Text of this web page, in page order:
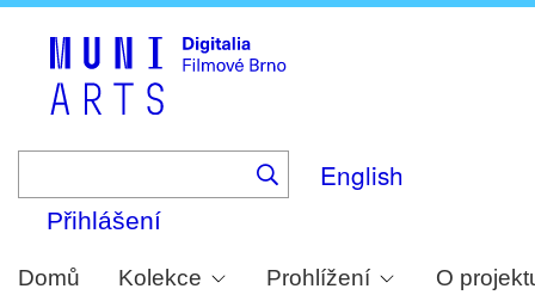
English
Přihlášení
Domů Kolekce Prohlížení O